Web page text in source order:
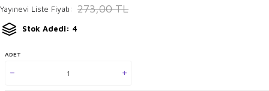
Yayınevi Liste Fiyatı: 273,00TL
Stok Adedi: 4
ADET